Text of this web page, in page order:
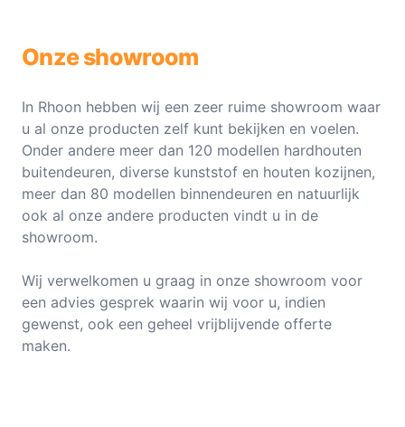
Onze showroom
In Rhoon hebben wij een zeer ruime showroom waar
u al onze producten zelf kunt bekijken en voelen.
Onder andere meer dan 120 modellen hardhouten
buitendeuren, diverse kunststof en houten kozijnen,
meer dan 80 modellen binnendeuren en natuurlijk
ook al onze andere producten vindt u in de
showroom.
Wij verwelkomen u graag in onze showroom voor
een advies gesprek waarin wij voor u, indien
gewenst, ook een geheel vrijblijvende offerte
maken.